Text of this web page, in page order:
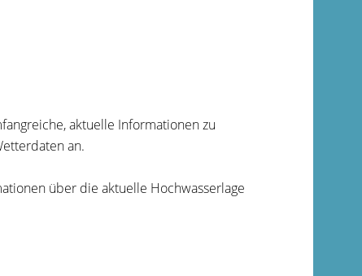
aktuelle Informationen zu
an.
über die aktuelle Hochwasserlage